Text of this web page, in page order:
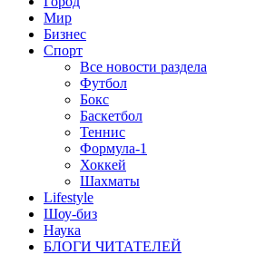
Мир
Бизнес
Спорт
Все новости раздела
Футбол
Бокс
Баскетбол
Теннис
Формула-1
Хоккей
Шахматы
Lifestyle
Шоу-биз
Наука
БЛОГИ ЧИТАТЕЛЕЙ